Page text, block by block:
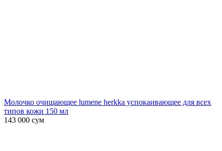
Молочко очищающее lumene herkka успокаивающее для всех
типов кожи 150 мл
143 000 сум